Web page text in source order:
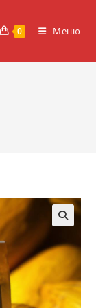
0 Меню